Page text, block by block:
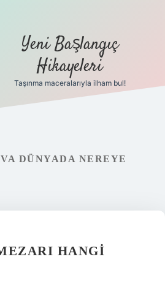
Yeni Başlangıç
Hikayeleri
Taşınma maceralarıyla ilham bul!
DÜNYADA NEREYE
HANGI